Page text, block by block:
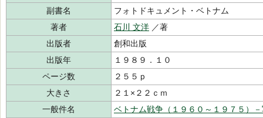
副書名
フォトドキュメント・ベトナム
著者
石川 文洋 ／著
出版者
創和出版
出版年
１９８９．１０
ページ数
２５５ｐ
大きさ
２１×２２ｃｍ
一般件名
ベトナム戦争（１９６０～１９７５）